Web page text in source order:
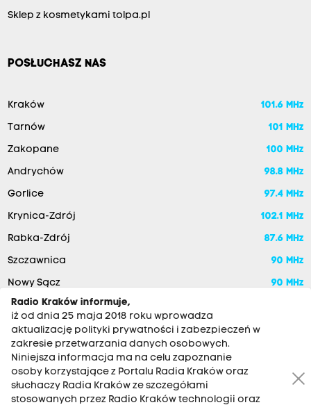
Sklep z kosmetykami tolpa.pl
POSŁUCHASZ NAS
Kraków 101.6 MHz
Tarnów 101 MHz
Zakopane 100 MHz
Andrychów 98.8 MHz
Gorlice 97.4 MHz
Krynica-Zdrój 102.1 MHz
Rabka-Zdrój 87.6 MHz
Szczawnica 90 MHz
Nowy Sącz
90 MHz
Radio Kraków informuje,
iż od dnia 25 maja 2018 roku wprowadza
aktualizację polityki prywatności i zabezpieczeń w
zakresie przetwarzania danych osobowych.
Niniejsza informacja ma na celu zapoznanie
osoby korzystające z Portalu Radia Kraków oraz
słuchaczy Radia Kraków ze szczegółami
stosowanych przez Radio Kraków technologii oraz